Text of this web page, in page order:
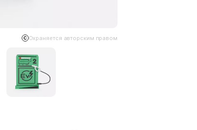
Охраняется авторским правом